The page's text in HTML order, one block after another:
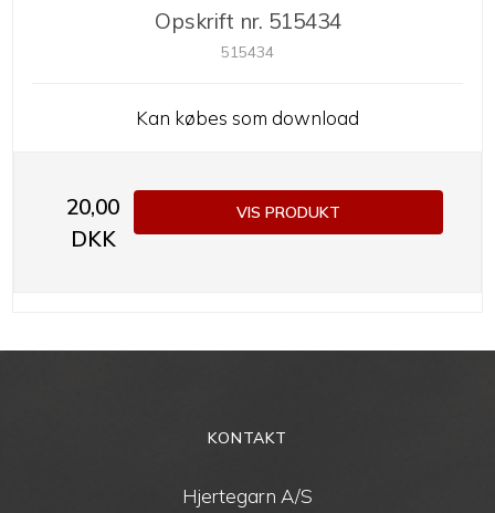
Opskrift nr. 515434
515434
Kan købes som download
20,00
DKK
VIS PRODUKT
KONTAKT
Hjertegarn A/S